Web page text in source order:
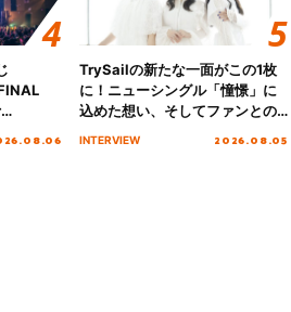
TrySailの新たな一面がこの1枚
に！ニューシングル「憧憬」に
込めた想い、そしてファンとの
INTERVIEW 2026.08.05